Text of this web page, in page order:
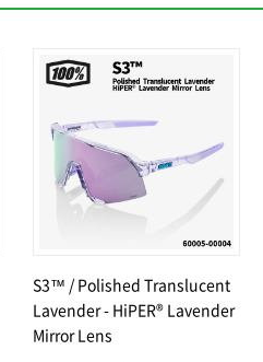
S3™ / Polished Translucent
Lavender - HiPER® Lavender
Mirror Lens